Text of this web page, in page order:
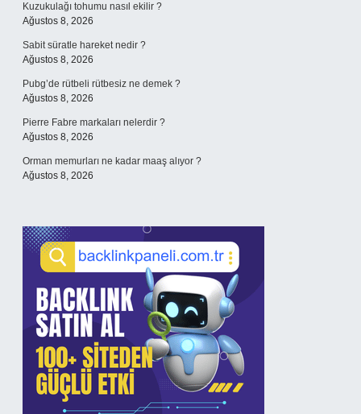
Kuzukulağı tohumu nasıl ekilir ?
Ağustos 8, 2026
Sabit süratle hareket nedir ?
Ağustos 8, 2026
Pubg’de rütbeli rütbesiz ne demek ?
Ağustos 8, 2026
Pierre Fabre markaları nelerdir ?
Ağustos 8, 2026
Orman memurları ne kadar maaş alıyor ?
Ağustos 8, 2026